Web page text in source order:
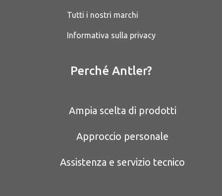
Tutti i nostri marchi
Informativa sulla privacy
Perché Antler?
Ampia scelta di prodotti
Approccio personale
Assistenza e servizio tecnico